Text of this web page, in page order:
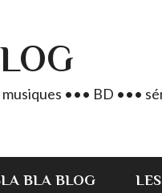
••• BD •••
BLA BLOG